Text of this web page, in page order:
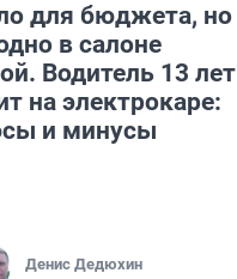
для бюджета, но
в салоне
Водитель 13 лет
на электрокаре:
и минусы
Денис Дедюхин